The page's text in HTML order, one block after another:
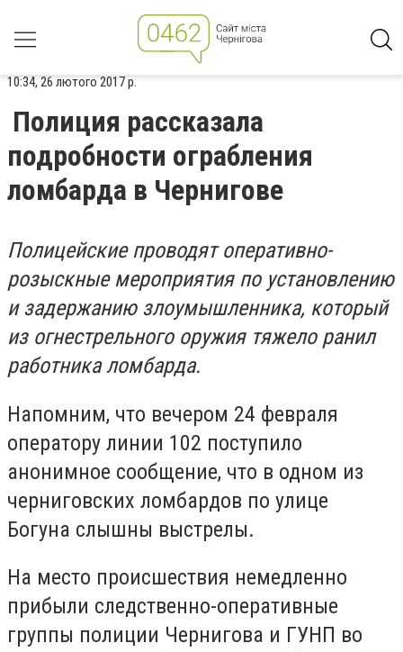
10:34, 26 лютого 2017 р.
Полиция рассказала
подробности ограбления
ломбарда в Чернигове
Полицейские проводят оперативно-
розыскные мероприятия по установлению
и задержанию злоумышленника, который
из огнестрельного оружия тяжело ранил
работника ломбарда.
Напомним, что вечером 24 февраля
оператору линии 102 поступило
анонимное сообщение, что в одном из
черниговских ломбардов по улице
Богуна слышны выстрелы.
На место происшествия немедленно
прибыли следственно-оперативные
группы полиции Чернигова и ГУНП во